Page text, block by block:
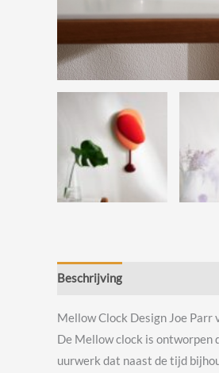
Beschrijving
Mellow Clock Design Joe Parr
De Mellow clock is ontworpen
uurwerk dat naast de tijd